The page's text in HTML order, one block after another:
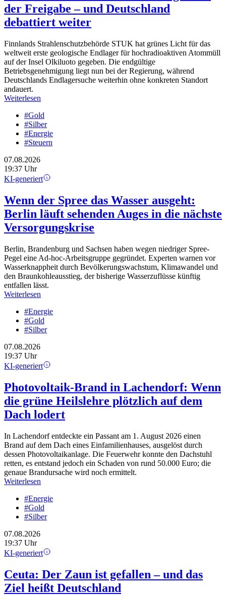
der Freigabe – und Deutschland
debattiert weiter
Finnlands Strahlenschutzbehörde STUK hat grünes Licht für das
weltweit erste geologische Endlager für hochradioaktiven Atommüll
auf der Insel Olkiluoto gegeben. Die endgültige
Betriebsgenehmigung liegt nun bei der Regierung, während
Deutschlands Endlagersuche weiterhin ohne konkreten Standort
andauert.
Weiterlesen
#Gold
#Silber
#Energie
#Steuern
07.08.2026
19:37 Uhr
KI-generiert
Wenn der Spree das Wasser ausgeht:
Berlin läuft sehenden Auges in die nächste
Versorgungskrise
Berlin, Brandenburg und Sachsen haben wegen niedriger Spree-
Pegel eine Ad-hoc-Arbeitsgruppe gegründet. Experten warnen vor
Wasserknappheit durch Bevölkerungswachstum, Klimawandel und
den Braunkohleausstieg, der bisherige Wasserzuflüsse künftig
entfallen lässt.
Weiterlesen
#Energie
#Gold
#Silber
07.08.2026
19:37 Uhr
KI-generiert
Photovoltaik-Brand in Lachendorf: Wenn
die grüne Heilslehre plötzlich auf dem
Dach lodert
In Lachendorf entdeckte ein Passant am 1. August 2026 einen
Brand auf dem Dach eines Einfamilienhauses, ausgelöst durch
dessen Photovoltaikanlage. Die Feuerwehr konnte den Dachstuhl
retten, es entstand jedoch ein Schaden von rund 50.000 Euro; die
genaue Brandursache wird noch ermittelt.
Weiterlesen
#Energie
#Gold
#Silber
07.08.2026
19:37 Uhr
KI-generiert
Ceuta: Der Zaun ist gefallen – und das
Ziel heißt Deutschland